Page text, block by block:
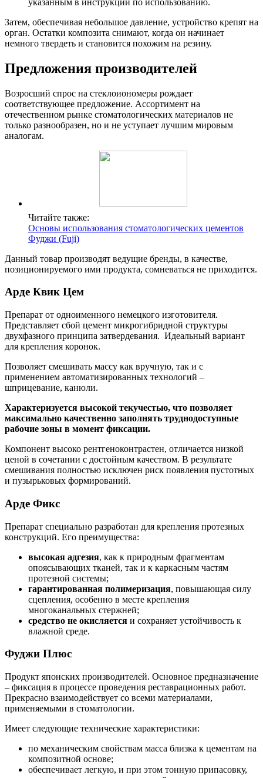
Затем, обеспечивая небольшое давление, устройство крепят на
орган. Остатки композита снимают, когда он начинает
немного твердеть и становится похожим на резину.
Предложения производителей
Возросший спрос на стеклоиономеры рождает
соответствующее предложение. Ассортимент на
отечественном рынке стоматологических материалов не
только разнообразен, но и не уступает лучшим мировым
аналогам.
Читайте также:
Основы использования стоматологических цементов
Фуджи (Fuji)
Данный товар производят ведущие бренды, в качестве,
позиционируемого ими продукта, сомневаться не приходится.
Арде Квик Цем
Препарат от одноименного немецкого изготовителя.
Представляет сбой цемент микрогибридной структуры
двухфазного принципа затвердевания. Идеальный вариант
для крепления коронок.
Позволяет смешивать массу как вручную, так и с
применением автоматизированных технологий –
шприцевание, канюли.
Характеризуется высокой текучестью, что позволяет
максимально качественно заполнять труднодоступные
рабочие зоны в момент фиксации.
Компонент высоко рентгеноконтрастен, отличается низкой
ценой в сочетании с достойным качеством. В результате
смешивания полностью исключен риск появления пустотных
и пузырьковых формирований.
Арде Фикс
Препарат специально разработан для крепления протезных
конструкций. Его преимущества:
высокая адгезия, как к природным фрагментам
опоясывающих тканей, так и к каркасным частям
протезной системы;
гарантированная полимеризация, повышающая силу
сцепления, особенно в месте крепления
многоканальных стержней;
средство не окисляется и сохраняет устойчивость к
влажной среде.
Фуджи Плюс
Продукт японских производителей. Основное предназначение
– фиксация в процессе проведения реставрационных работ.
Прекрасно взаимодействует со всеми материалами,
применяемыми в стоматологии.
Имеет следующие технические характеристики:
по механическим свойствам масса близка к цементам на
композитной основе;
обеспечивает легкую, и при этом тонную припасовку,